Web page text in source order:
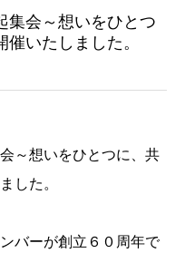
集会～想いをひとつ
いたしました。
～想いをひとつに、共
した。
バーが創立６０周年で